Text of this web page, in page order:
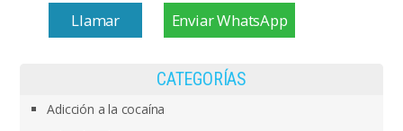
Llamar Enviar WhatsApp
CATEGORÍAS
Adicción a la cocaína